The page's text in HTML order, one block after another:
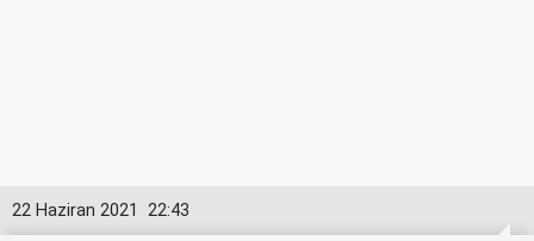
22:43
22 Haziran 2021